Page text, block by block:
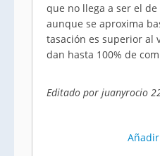
que no llega a ser el
aunque se aproxima
tasación es superior al
dan hasta 100% de
Editado por juanyrocio